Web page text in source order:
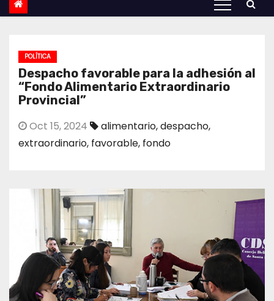
POLÍTICA
Despacho favorable para la adhesión al
“Fondo Alimentario Extraordinario
Provincial”
Oct 15, 2024 alimentario,despacho,
extraordinario, favorable, fondo